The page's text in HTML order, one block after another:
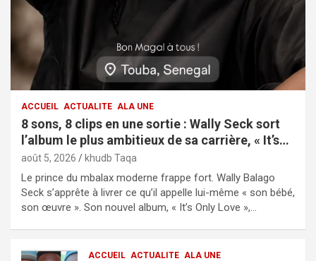
ACCUEIL ACTUALITE ALA UNE
8 sons, 8 clips en une sortie : Wally Seck sort
l’album le plus ambitieux de sa carrière, « It’s
Only Love »
août 5, 2026 khudb Taqa
Le prince du mbalax moderne frappe fort. Wally Balago
Seck s’apprête à livrer ce qu’il appelle lui-même « son bébé,
son œuvre ». Son nouvel album, « It’s Only Love »,…
ACCUEIL ACTUALITE ALA UNE